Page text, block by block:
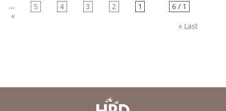
1 / 6
1
2
3
4
5
...
»
Last »